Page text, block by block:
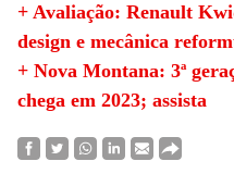
+ Avaliação: Renault
design e mecânica
+ Nova Montana: 3ª
chega em 2023; assista